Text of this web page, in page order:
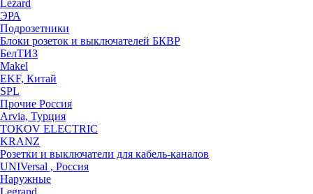
Lezard
ЭРА
Подрозетники
Блоки розеток и выключателей БКВР
БелТИЗ
Makel
EKF, Китай
SPL
Прочие Россия
Arvia, Турция
TOKOV ELECTRIC
KRANZ
Розетки и выключатели для кабель-каналов
UNIVersal , Россия
Наружные
Legrand